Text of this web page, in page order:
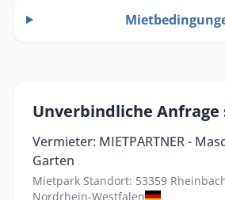
Unverbindliche Anfrage
Vermieter: MIETPARTNER -
Garten
Mietpark Standort: 53359
Nordrhein-Westfalen